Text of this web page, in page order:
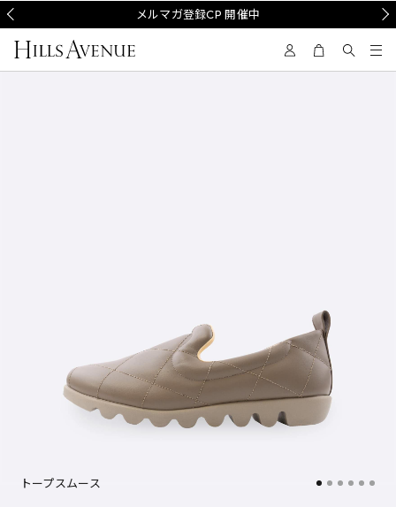
メルマガ登録CP 開催中
トープスムース